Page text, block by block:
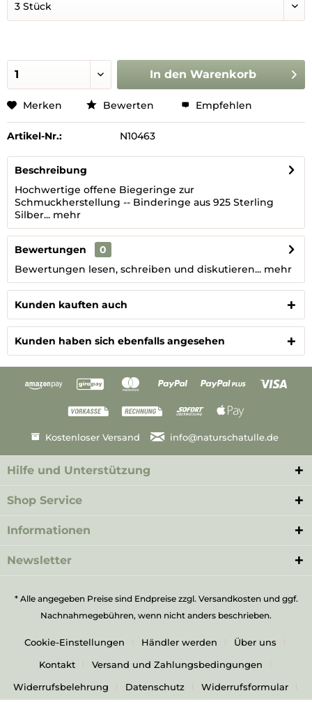
In den Warenkorb
Merken Bewerten Empfehlen
Artikel-Nr.: N10463
Beschreibung
Hochwertige offene Biegeringe zur
Schmuckherstellung -- Binderinge aus 925 Sterling
Silber... mehr
Bewertungen
0
Bewertungen lesen, schreiben und diskutieren... mehr
Kunden kauften auch
Kunden haben sich ebenfalls angesehen
Kostenloser Versand info@naturschatulle.de
Hilfe und Unterstützung
Shop Service
Informationen
Newsletter
* Alle angegeben Preise sind Endpreise zzgl. Versandkostenund ggf.
Nachnahmegebühren, wenn nicht anders beschrieben.
Cookie-Einstellungen Händler werden
Über uns
Kontakt
Versand und Zahlungsbedingungen
Widerrufsbelehrung
Datenschutz
Widerrufsformular